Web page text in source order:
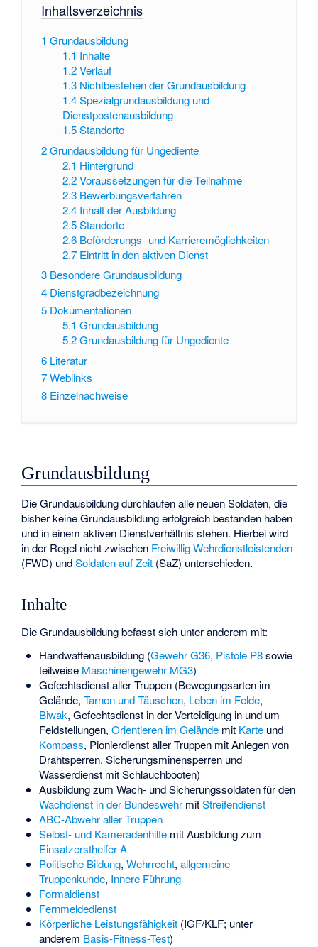
Inhaltsverzeichnis
1 Grundausbildung
1.1 Inhalte
1.2 Verlauf
1.3 Nichtbestehen der Grundausbildung
1.4 Spezialgrundausbildung und
Dienstpostenausbildung
1.5 Standorte
2Grundausbildung für Ungediente
2.1 Hintergrund
2.2 Voraussetzungen für die Teilnahme
2.3 Bewerbungsverfahren
2.4 Inhalt der Ausbildung
2.5 Standorte
2.6 Beförderungs- und Karrieremöglichkeiten
2.7 Eintritt in den aktiven Dienst
3 Besondere Grundausbildung
4 Dienstgradbezeichnung
5 Dokumentationen
5.1 Grundausbildung
5.2 Grundausbildung für Ungediente
6 Literatur
7Weblinks
8 Einzelnachweise
Grundausbildung
Die Grundausbildung durchlaufen alle neuen Soldaten, die
bisher keine Grundausbildung erfolgreich bestanden haben
und in einem aktiven Dienstverhältnis stehen. Hierbei wird
in der Regel nicht zwischen Freiwillig Wehrdienstleistenden
(FWD) undSoldaten auf Zeit (SaZ) unterschieden.
Inhalte
Die Grundausbildung befasst sich unter anderem mit:
Handwaffenausbildung (Gewehr G36, Pistole P8sowie
teilweise Maschinengewehr MG3)
Gefechtsdienst aller Truppen (Bewegungsarten im
Gelände, Tarnen und Täuschen, Leben im Felde,
Biwak, Gefechtsdienst in der Verteidigung in und um
Feldstellungen, Orientieren im Geländemit Karteund
Kompass, Pionierdienst aller Truppen mit Anlegen von
Drahtsperren, Sicherungsminensperren und
Wasserdienst mit Schlauchbooten)
Ausbildung zum Wach- und Sicherungssoldaten für den
Wachdienst in der BundeswehrmitStreifendienst
ABC-Abwehr aller Truppen
Selbst- und Kameradenhilfemit Ausbildung zum
Einsatzersthelfer A
Politische Bildung, Wehrrecht, allgemeine
Truppenkunde, Innere Führung
Formaldienst
Fernmeldedienst
Körperliche Leistungsfähigkeit(IGF/KLF; unter
anderem Basis-Fitness-Test)